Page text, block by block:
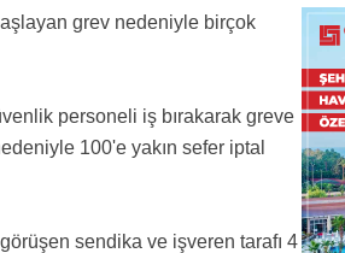
bir bitebilse neler olacak kimbilir. alan lobisi rulez
grev nedeniyle birçok
personeli iş bırakarak greve
100'e yakın sefer iptal
sendika ve işveren tarafı 4